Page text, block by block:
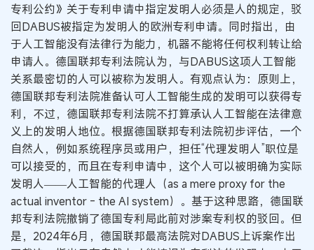
专利公约》关于专利申请中指定发明人必须是人的规定，驳
回DABUS被指定为发明人的欧洲专利申请。同时指出，由
于人工智能没有法律行为能力，机器不能将任何权利转让给
申请人。德国联邦专利法院认为，与DABUS这项人工智能
关系最密切的人可以被称为发明人。有观点认为：原则上，
德国联邦专利法院准备认可人工智能生成的发明可以获得专
利，不过，德国联邦专利法院不打算承认人工智能在法律意
义上的发明人地位。根据德国联邦专利法院初步评估，一个
自然人，例如系统程序员或用户，担任“代理发明人”职位是
可以接受的，而且在专利申请中，这个人可以被明确为实际
发明人——人工智能的代理人（as a mere proxy for the
actual inventor - the AI system）。基于这种思路，德国联
邦专利法院撤销了德国专利局此前对涉案专利权的驳回。但
是，2024年6月，德国联邦最高法院对DABUS上诉案作出